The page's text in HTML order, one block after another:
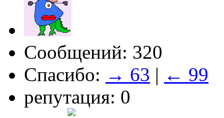
Сообщений: 320
Спасибо: → 63 | ← 99
репутация: 0